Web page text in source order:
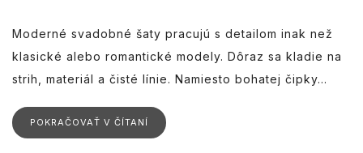
Moderné svadobné šaty pracujú s detailom inak než
klasické alebo romantické modely. Dôraz sa kladie na
strih, materiál a čisté línie. Namiesto bohatej čipky...
POKRAČOVAŤ V ČÍTANÍ